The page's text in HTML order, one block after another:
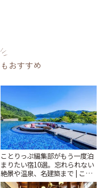
おすすめ
ことりっぷ編集部がもう一度泊
まりたい宿10選。忘れられない
絶景や温泉、名建築まで | こと
りっぷ